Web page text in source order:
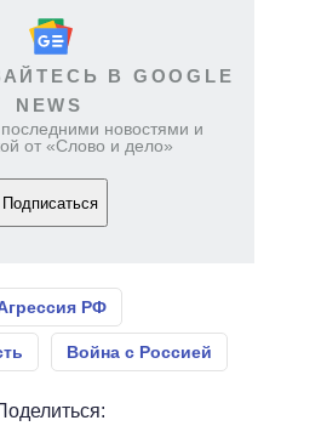
В GOOGLE
NEWS
новостями и
от «Слово и дело»
Подписаться
РФ
Война с Россией